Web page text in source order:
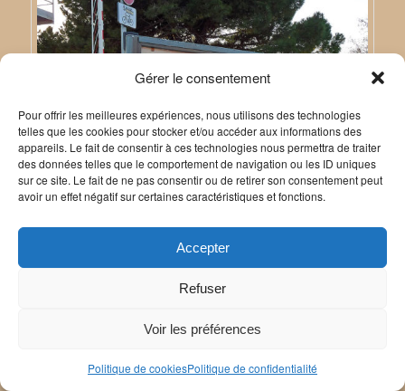
Gérer le consentement
Pour offrir les meilleures expériences, nous utilisons des technologies
telles que les cookies pour stocker et/ou accéder aux informations des
appareils. Le fait de consentir à ces technologies nous permettra de traiter
des données telles que le comportement de navigation ou les ID uniques
sur ce site. Le fait de ne pas consentir ou de retirer son consentement peut
avoir un effet négatif sur certaines caractéristiques et fonctions.
Accepter
Refuser
Voir les préférences
Politique de cookiesPolitique de confidentialité
résumé de l’année 2025; déclin de l’intelligence…